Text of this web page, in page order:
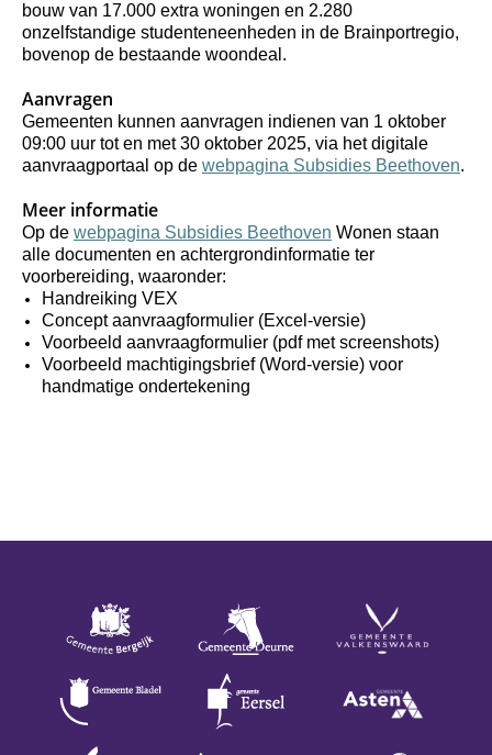
bouw van 17.000 extra woningen en 2.280
bovenop de bestaande woondeal.
Aanvragen
Gemeenten kunnen aanvragen indienen van 1 oktober
09:00 uur tot en met 30 oktober 2025, via het digitale
aanvraagportaal op de webpagina Subsidies Beethoven.
Meer informatie
Op de webpagina Subsidies Beethoven Wonen staan
alle documenten en achtergrondinformatie ter
voorbereiding, waaronder:
Handreiking VEX
Concept aanvraagformulier (Excel-versie)
Voorbeeld aanvraagformulier (pdf met screenshots)
Voorbeeld machtigingsbrief (Word-versie) voor
handmatige ondertekening